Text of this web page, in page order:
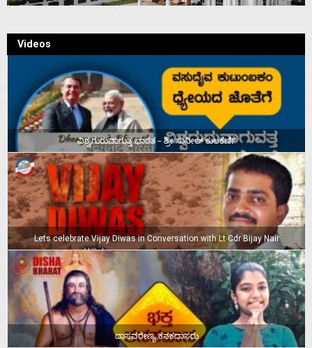
Videos
ವಿಶ್ವಗುರುವಾಗುತ್ತ ಭಾರತ – ಶ್ರೀ ಸುನೀಲ್‌ ಕುಲಕರ್ಣಿ
Lets celebrate Vijay Diwas in Conversation with Lt Cdr Bijay Nair
ದಾಸವರೇಣ್ಯ ಕನಕದಾಸರು